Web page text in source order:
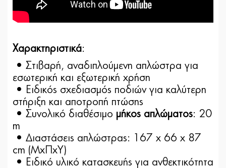
Χαρακτηριστικά:
• Στιβαρή, αναδιπλούμενη απλώστρα για
εσωτερική και εξωτερική χρήση
• Ειδικός σχεδιασμός ποδιών για καλύτερη
στήριξη και αποτροπή πτώσης
• Συνολικό διαθέσιμο μήκος απλώματος: 20
m
• Διαστάσεις απλώστρας: 167 x 66 x 87
cm (ΜxΠxΥ)
• Ειδικό υλικό κατασκευής για ανθεκτικότητα